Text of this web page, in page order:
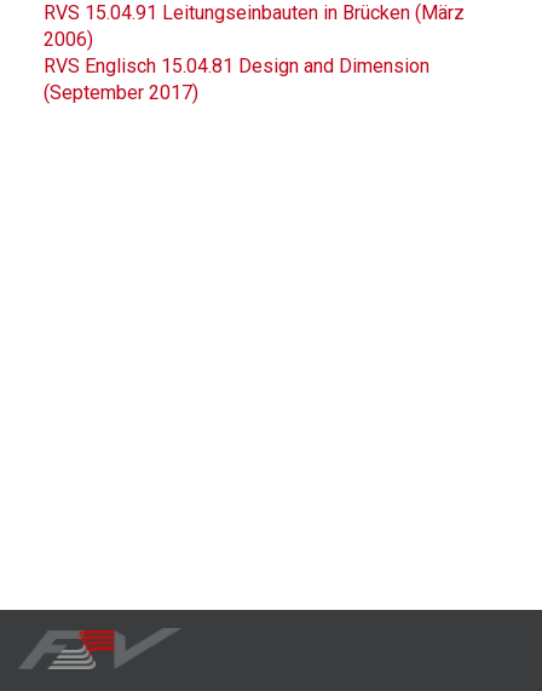
RVS 15.04.91 Leitungseinbauten in Brücken (März
2006)
RVS Englisch 15.04.81 Design and Dimension
(September 2017)